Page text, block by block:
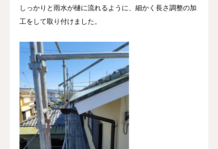
しっかりと雨水が樋に流れるように、細かく長さ調整の加
工をして取り付けました。